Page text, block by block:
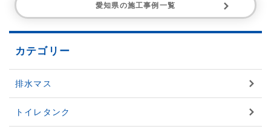
愛知県の施工事例一覧
カテゴリー
排水マス
トイレタンク